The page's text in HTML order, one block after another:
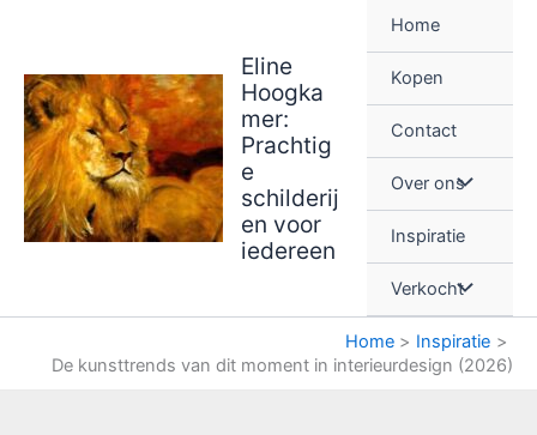
inhoud
Eline
Hoogka
mer:
Prachtig
e
schilderij
en voor
iedereen
Home
Kopen
Contact
Over ons
Inspiratie
Verkocht
Home
Inspiratie
De kunsttrends van dit moment in interieurdesign (2026)